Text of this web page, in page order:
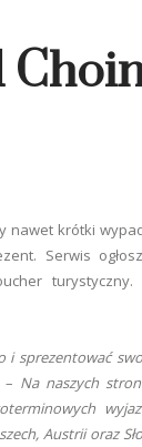
nawet krótki
Serwis
i sprezentować
– Na naszych
Austrii oraz